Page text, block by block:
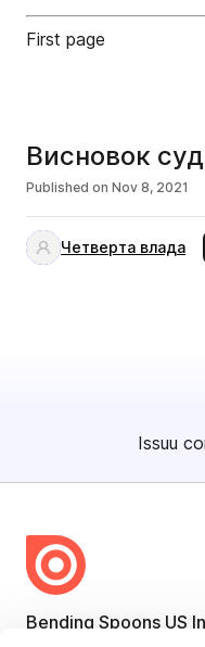
First page
Висновок
Published on Nov 8, 2021
Четверта влада
Issuu
Bending Spoons US